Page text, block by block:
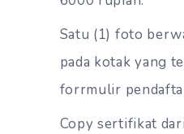
Satu (1) foto
pada kotak yang
forrmulir
Copy sertifikat